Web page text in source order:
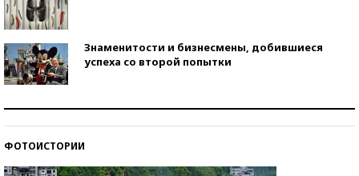
Знаменитости и бизнесмены, добившиеся
успеха со второй попытки
ФОТОИСТОРИИ